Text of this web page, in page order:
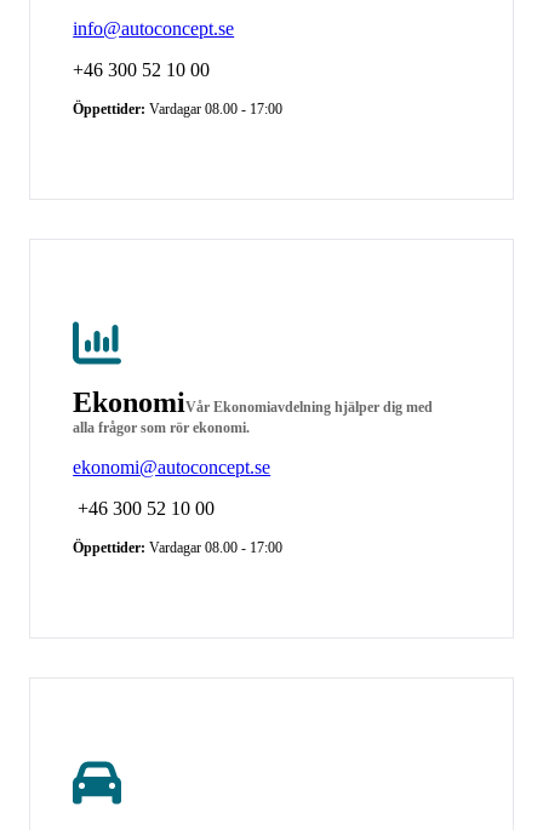
info@autoconcept.se
+46 300 52 10 00
Öppettider: Vardagar 08.00 - 17:00
EkonomiVår Ekonomiavdelning hjälperdig med
alla frågor som rör ekonomi.
ekonomi@autoconcept.se
+46 300 52 10 00
Öppettider: Vardagar 08.00 - 17:00